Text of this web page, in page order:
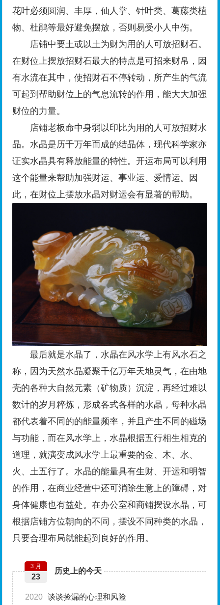
花叶必须圆润、丰厚，仙人掌、针叶类、葛藤类植
物、杜鹃等最好避免摆放，否则易受小人中伤。
店铺中要土或以土为财为用的人可放招财石。
在财位上摆放招财石最大的特点是可招来财帛，因
有水流在其中，使招财石不停转动，所产生的气流
可起到帮助财位上的气息流转的作用，能大大加强
财位的力量。
店铺老板命中身弱以印比为用的人可放招财水
晶。水晶是历千万年而成的结晶体，现代科学家亦
证实水晶具有释放能量的特性。开运布局可以利用
这个能量来帮助加强财运、事业运、爱情运。因
此，在财位上摆放水晶对财运会有显著的帮助。
最后就是水晶了，水晶在风水学上有风水石之
称，因为天然水晶凝聚千亿万年天地灵气，在由地
壳的各种大自然元素（矿物质）沉淀，再经过难以
数计的岁月粹炼，形成各式各样的水晶，每种水晶
都代表着不同的的能量频率，并且产生不同的磁场
与功能，而在风水学上，水晶根据五行相生相克的
道理，就演变成风水学上最重要的金、木、水、
火、土五行了。水晶的能量具有生财、开运和明智
的作用，在商业经营中还可消除生意上的障碍，对
身体健康也有益处。在办公室和商铺摆设水晶，可
根据店铺方位朝向的不同，摆设不同种类的水晶，
只要合理布局就能起到良好的作用。
历史上的今天
3 月
23
2020 谈谈捡漏的心理和风险